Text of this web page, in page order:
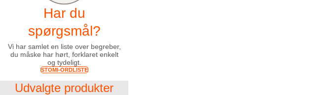
Har du
spørgsmål?
Vi har samlet en liste over begreber,
du måske har hørt, forklaret enkelt
og tydeligt.
STOMI-ORDLISTE
Udvalgte produkter